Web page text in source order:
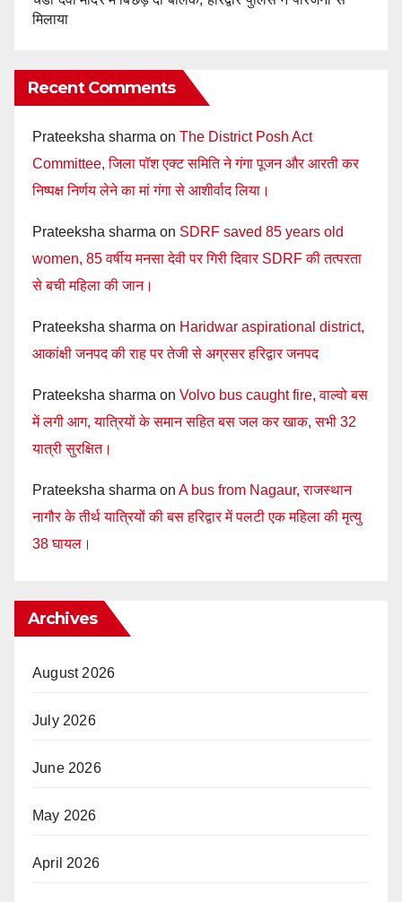
मिलाया
Recent Comments
Prateeksha sharma on The District Posh Act
Committee, जिला पॉश एक्ट समिति ने गंगा पूजन और आरती कर
निष्पक्ष निर्णय लेने का मां गंगा से आशीर्वाद लिया।
Prateeksha sharma on SDRF saved 85 years old
women, 85 वर्षीय मनसा देवी पर गिरी दिवार SDRF की तत्परता
से बची महिला की जान।
Prateeksha sharma on Haridwar aspirational district,
आकांक्षी जनपद की राह पर तेजी से अग्रसर हरिद्वार जनपद
Prateeksha sharma on Volvo bus caught fire, वाल्वो बस
में लगी आग, यात्रियों के समान सहित बस जल कर खाक, सभी 32
यात्री सुरक्षित।
Prateeksha sharma on A bus from Nagaur, राजस्थान
नागौर के तीर्थ यात्रियों की बस हरिद्वार में पलटी एक महिला की मृत्यु
38 घायल।
Archives
August 2026
July 2026
June 2026
May 2026
April 2026